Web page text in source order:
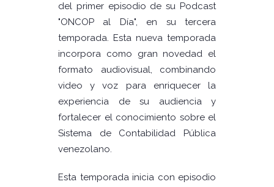
del primer episodio de su Podcast
"ONCOP al Día", en su tercera
temporada. Esta nueva temporada
incorpora como gran novedad el
formato audiovisual, combinando
video y voz para enriquecer la
experiencia de su audiencia y
fortalecer el conocimiento sobre el
Sistema de Contabilidad Pública
venezolano.
Esta temporada inicia con episodio